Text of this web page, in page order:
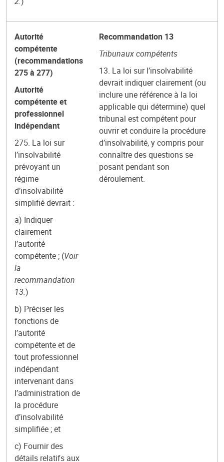
Autorité
compétente
(recommandations
275 à 277)
Autorité
compétente et
professionnel
indépendant
275. La loi sur
l’insolvabilité
prévoyant un
régime
d’insolvabilité
simplifié devrait :
a) Indiquer
clairement
l’autorité
compétente ; (Voir
la
recommandation
13.)
b) Préciser les
fonctions de
l’autorité
compétente et de
tout professionnel
indépendant
intervenant dans
l’administration de
la procédure
d’insolvabilité
simplifiée ; et
c) Fournir des
détails relatifs aux
Recommandation 13
Tribunaux compétents
13. La loi sur l’insolvabilité
devrait indiquer clairement (ou
inclure une référence à la loi
applicable qui détermine) quel
tribunal est compétent pour
ouvrir et conduire la procédure
d’insolvabilité, y compris pour
connaître des questions se
posant pendant son
déroulement.